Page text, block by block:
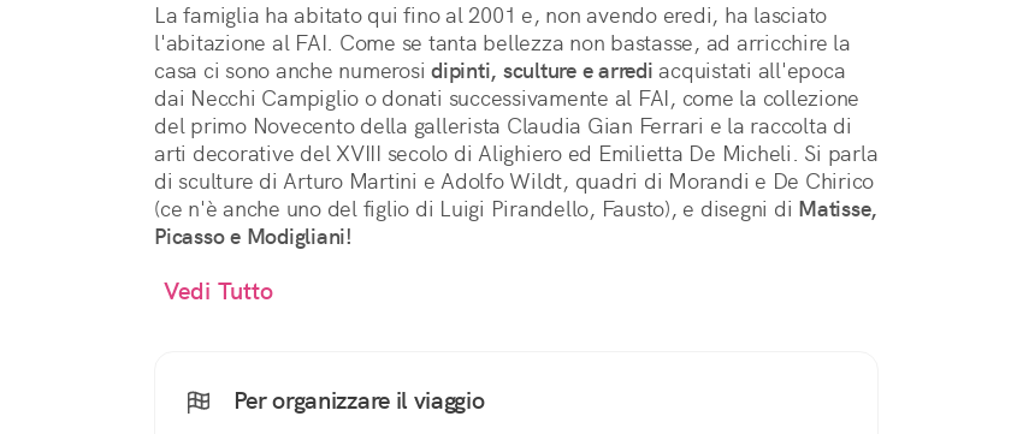
La famiglia ha abitato qui fino al 2001 e, non avendo eredi, ha lasciato
l'abitazione al FAI. Come se tanta bellezza non bastasse, ad arricchire la
casa ci sono anche numerosi dipinti, sculture e arredi acquistati all'epoca
dai Necchi Campiglio o donati successivamente al FAI, come la collezione
del primo Novecento della gallerista Claudia Gian Ferrari e la raccolta di
arti decorative del XVIII secolo di Alighiero ed Emilietta De Micheli. Si parla
di sculture di Arturo Martini e Adolfo Wildt, quadri di Morandi e De Chirico
(ce n'è anche uno del figlio di Luigi Pirandello, Fausto), e disegni di Matisse,
Picasso e Modigliani!
Vedi Tutto
Per organizzare il viaggio